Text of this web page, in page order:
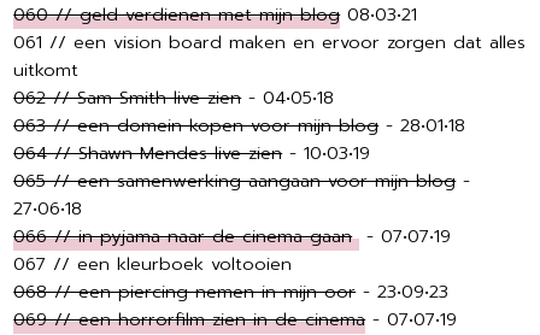
060 // geld verdienen met mijn blog08•03•21
061 // een vision board maken en ervoor zorgen dat alles
uitkomt
062 // Sam Smith live zien- 04•05•18
063 // een domein kopen voor mijn blog- 28•01•18
064 // Shawn Mendes live zien- 10•03•19
065 // een samenwerking aangaan voor mijn blog-
27•06•18
066 // in pyjama naar de cinema gaan - 07•07•19
067 // een kleurboek voltooien
068 // een piercing nemen in mijn oor- 23•09•23
069 // een horrorfilm zien in de cinema- 07•07•19